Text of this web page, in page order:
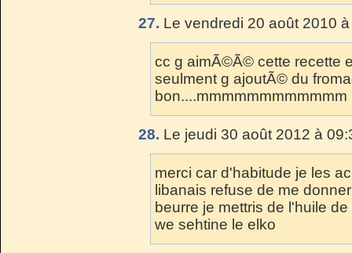
27. Le vendredi 20 août 2010
cc g aimÃ©Ã© cette recette
seulment g ajoutÃ© du
bon....mmmmmmmmmmmm
28. Le jeudi 30 août 2012 à
merci car d'habitude je les
libanais refuse de me
beurre je mettris de l'huile
we sehtine le elko